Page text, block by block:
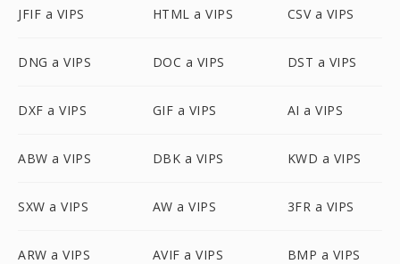
JFIF a VIPS HTML a VIPS CSV a VIPS
DNG a VIPS DOC a VIPS DST a VIPS
DXF a VIPS GIF a VIPS AI a VIPS
ABW a VIPS DBK a VIPS KWD a VIPS
SXW a VIPS AW a VIPS 3FR a VIPS
ARW a VIPS AVIF a VIPS BMP a VIPS